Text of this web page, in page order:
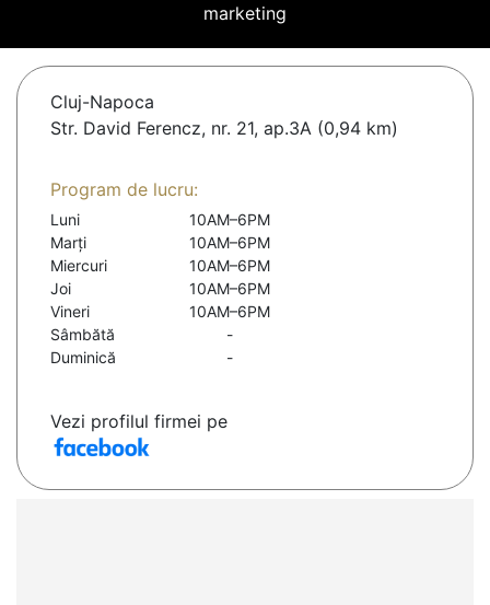
marketing
Cluj-Napoca
Str. David Ferencz, nr. 21, ap.3A (0,94 km)
Program de lucru:
Luni
10AM–6PM
Marți
10AM–6PM
Miercuri
10AM–6PM
Joi
10AM–6PM
Vineri
10AM–6PM
Sâmbătă
-
Duminică
-
Vezi profilul firmei pe